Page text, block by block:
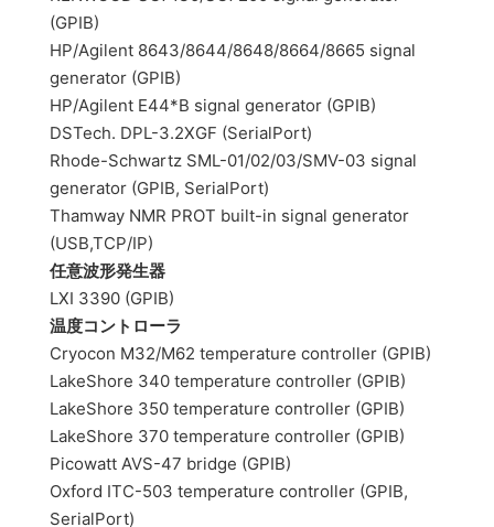
(GPIB)
HP/Agilent 8643/8644/8648/8664/8665 signal
generator (GPIB)
HP/Agilent E44*B signal generator (GPIB)
DSTech. DPL-3.2XGF (SerialPort)
Rhode-Schwartz SML-01/02/03/SMV-03 signal
generator (GPIB, SerialPort)
Thamway NMR PROT built-in signal generator
(USB,TCP/IP)
任意波形発生器
LXI 3390 (GPIB)
温度コントローラ
Cryocon M32/M62 temperature controller (GPIB)
LakeShore 340 temperature controller (GPIB)
LakeShore 350 temperature controller (GPIB)
LakeShore 370 temperature controller (GPIB)
Picowatt AVS-47 bridge (GPIB)
Oxford ITC-503 temperature controller (GPIB,
SerialPort)